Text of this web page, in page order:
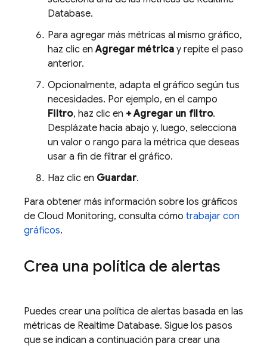
Database.
Para agregar más métricas al mismo gráfico,
haz clic enAgregar métricay repite el paso
anterior.
Opcionalmente, adapta el gráfico según tus
necesidades. Por ejemplo, en el campo
Filtro, haz clic en + Agregar un filtro.
Desplázate hacia abajo y, luego, selecciona
un valor o rango para la métrica que deseas
usar a fin de filtrar el gráfico.
Haz clic en Guardar.
Para obtener más información sobre los gráficos
de Cloud Monitoring, consulta cómo trabajar con
gráficos.
Crea una política de alertas
Puedes crear una política de alertas basada en las
métricas de Realtime Database. Sigue los pasos
que se indican a continuación para crear una